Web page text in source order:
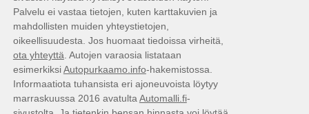
Palvelu ei vastaa tietojen, kuten karttakuvien ja
mahdollisten muiden yhteystietojen,
oikeellisuudesta. Jos huomaat tiedoissa virheitä,
ota yhteyttä. Autojen varaosia listataan
esimerkiksiAutopurkaamo.info-hakemistossa.
Informaatiota tuhansista eri ajoneuvoista löytyy
marraskuussa 2016 avatultaAutomalli.fi-